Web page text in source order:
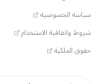
سياسة الخصوصية
شروط واتفاقية الاستخدام
حقوق الملكية